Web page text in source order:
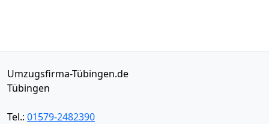
Umzugsfirma-Tübingen.de
Tübingen
Tel.: 01579-2482390